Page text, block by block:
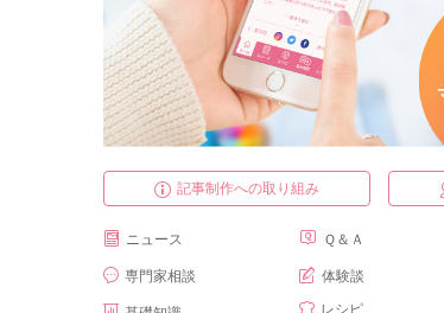
記事制作への取り組み
ニュース
専門家相談
Ｑ＆Ａ
体験談
レシピ